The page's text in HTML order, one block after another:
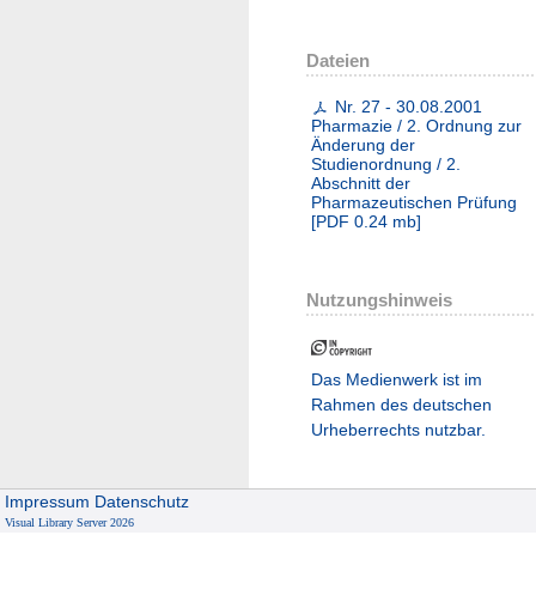
Dateien
Nr. 27 - 30.08.2001
Pharmazie / 2. Ordnung zur
Änderung der
Studienordnung / 2.
Abschnitt der
Pharmazeutischen Prüfung
[PDF 0.24 mb]
Nutzungshinweis
Das Medienwerk ist im
Rahmen des deutschen
Urheberrechts nutzbar.
Impressum Datenschutz
Visual Library Server 2026